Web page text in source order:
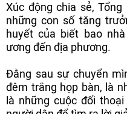
Xúc động chia sẻ,
những con số tăng
huyết của biết bao
ương đến địa phương.
Đằng sau sự chuyển
đêm trắng họp bàn, là
là những cuộc đối